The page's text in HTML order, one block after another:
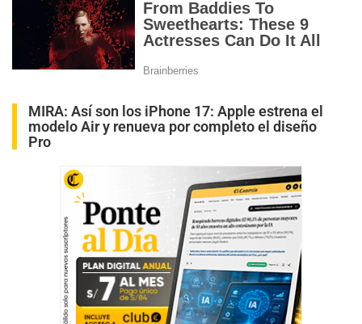
MIRA: Así son los iPhone 17: Apple estrena el
modelo Air y renueva por completo el diseño
Pro